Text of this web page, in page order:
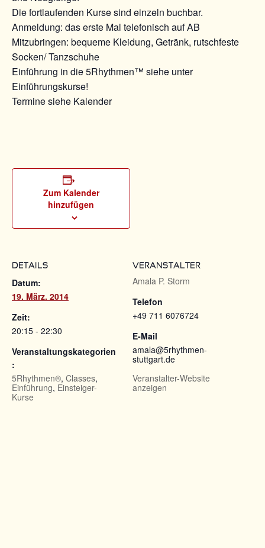
Die fortlaufenden Kurse sind einzeln buchbar.
Anmeldung: das erste Mal telefonisch auf AB
Mitzubringen: bequeme Kleidung, Getränk, rutschfeste
Socken/ Tanzschuhe
Einführung in die 5Rhythmen™ siehe unter
Einführungskurse!
Termine siehe Kalender
Zum Kalender
hinzufügen
DETAILS
Datum:
19. März. 2014
Zeit:
20:15 - 22:30
Veranstaltungskategorien
:
5Rhythmen®, Classes,
Einführung, Einsteiger-
Kurse
VERANSTALTER
Amala P. Storm
Telefon
+49 711 6076724
E-Mail
amala@5rhythmen-
stuttgart.de
Veranstalter-Website
anzeigen